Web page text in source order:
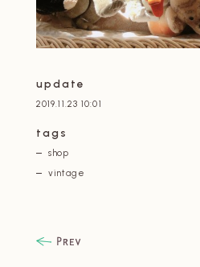
update
2019.11.23 10:01
tags
shop
vintage